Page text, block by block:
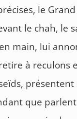
le
le chah, le
main, lui
à reculons
présentent
que